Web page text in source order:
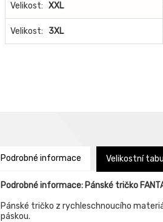
Velikost: XXL
Velikost: 3XL
Podrobné informace Velikostní
Podrobné informace: Pánské tričko
Pánské tričko z rychleschnoucího
páskou.